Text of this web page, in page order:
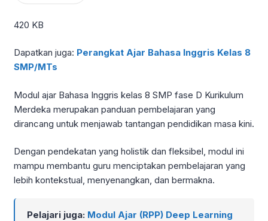
420 KB
Dapatkan juga: Perangkat Ajar Bahasa Inggris Kelas 8
SMP/MTs
Modul ajar Bahasa Inggris kelas 8 SMP fase D Kurikulum
Merdeka merupakan panduan pembelajaran yang
dirancang untuk menjawab tantangan pendidikan masa kini.
Dengan pendekatan yang holistik dan fleksibel, modul ini
mampu membantu guru menciptakan pembelajaran yang
lebih kontekstual, menyenangkan, dan bermakna.
Pelajari juga: Modul Ajar (RPP) Deep Learning